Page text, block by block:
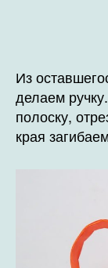
Из
делаем
полоску,
края